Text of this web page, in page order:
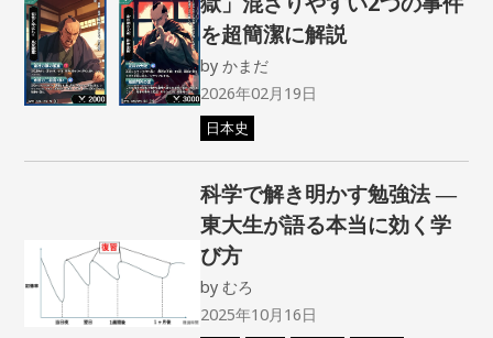
を超簡潔に解説
byかまだ
2026年02月19日
日本史
科学で解き明かす勉強法 ―
東大生が語る本当に効く学
び方
byむろ
2025年10月16日